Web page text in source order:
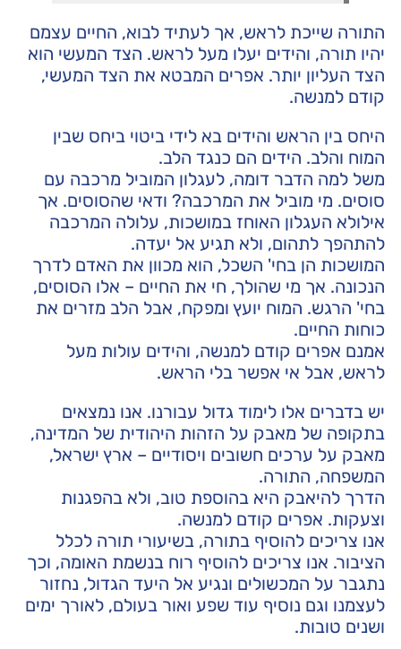
התורה שייכת לראש, אך לעתיד לבוא, החיים עצמם
יהיו תורה, והידים יעלו מעל לראש. הצד המעשי הוא
הצד העליון יותר. אפרים המבטא את הצד המעשי,
קודם למנשה.
היחס בין הראש והידים בא לידי ביטוי ביחס שבין
המוח והלב. הידים הם כנגד הלב.
משל למה הדבר דומה, לעגלון המוביל מרכבה עם
סוסים. מי מוביל את המרכבה? ודאי שהסוסים. אך
אילולא העגלון האוחז במושכות, עלולה המרכבה
להתהפך לתהום, ולא תגיע אל יעדה.
המושכות הן בחי' השכל, הוא מכוון את האדם לדרך
הנכונה. אך מי שהולך, חי את החיים – אלו הסוסים,
בחי' הרגש. המוח יועץ ומפקח, אבל הלב מזרים את
כוחות החיים.
אמנם אפרים קודם למנשה, והידים עולות מעל
לראש, אבל אי אפשר בלי הראש.
יש בדברים אלו לימוד גדול עבורנו. אנו נמצאים
בתקופה של מאבק על הזהות היהודית של המדינה,
מאבק על ערכים חשובים ויסודיים – ארץ ישראל,
המשפחה, התורה.
הדרך להיאבק היא בהוספת טוב, ולא בהפגנות
וצעקות. אפרים קודם למנשה.
אנו צריכים להוסיף בתורה, בשיעורי תורה לכלל
הציבור. אנו צריכים להוסיף רוח בנשמת האומה, וכך
נתגבר על המכשולים ונגיע אל היעד הגדול, נחזור
לעצמנו וגם נוסיף עוד שפע ואור בעולם, לאורך ימים
ושנים טובות.